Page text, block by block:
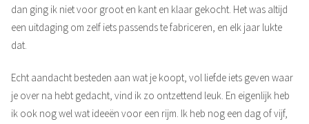
dan ging ik niet voor groot en kant en klaar gekocht. Het was altijd
een uitdaging om zelf iets passends te fabriceren, en elk jaar lukte
dat.
Echt aandacht besteden aan wat je koopt, vol liefde iets geven waar
je over na hebt gedacht, vind ik zo ontzettend leuk. En eigenlijk heb
ik ook nog wel wat ideeën voor een rijm. Ik heb nog een dag of vijf,